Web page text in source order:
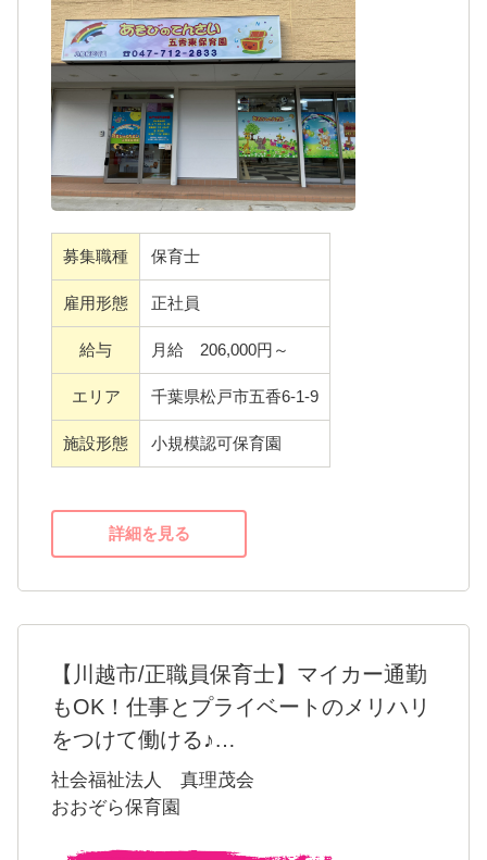
ます。
「あそびのてんさい保育園」は、遊ぶ・食べ
る・ 笑う・お話しすることが大好きで、お友
達も家族もみんな大好き！！そんな健やかな
心身（こころ）を持った子どもたちの、笑顔
と希望がたくさんつまった宝箱です。
そして子ども達はキラキラと輝くかけがえの
ない愛しい宝物。
能性、そして個性を伸ばす為の基礎作りを行
う大切な時期を、大人の観点で左右せず、子
ども一人ひとりの個性を尊重し・心に寄り添
い、心身の健全な発達と自立を促す「子ども
中心」の保育に取り組んでまいります。
【子どもと保護者の最善の利益を守り、子ど
・ありのままの自分でいることを認められ、
受け入れ、それを愛し共感することで、子ど
もが幸せと感じることができる自己肯定感を
育み、健やかに育つための保育を行います。
の連携を密にし、園と家庭との理解と協調を
募集職種 保育士
雇用形態 正社員
給与 月給 206,000円～
エリア 千葉県松戸市五香6-1-9
施設形態 小規模認可保育園
詳細を見る
【川越市/正職員保育士】マイカー通勤
もOK！仕事とプライベートのメリハリ
をつけて働ける♪
＜しっかり休めると仕事も頑張れる＞
当園は年間休日120日以上。
社会福祉法人 真理茂会
おおぞら保育園